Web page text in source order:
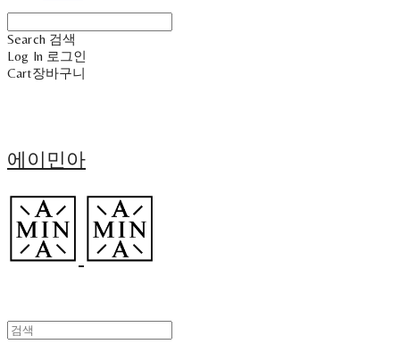
Search 검색
Log In 로그인
Cart장바구니
에이민아